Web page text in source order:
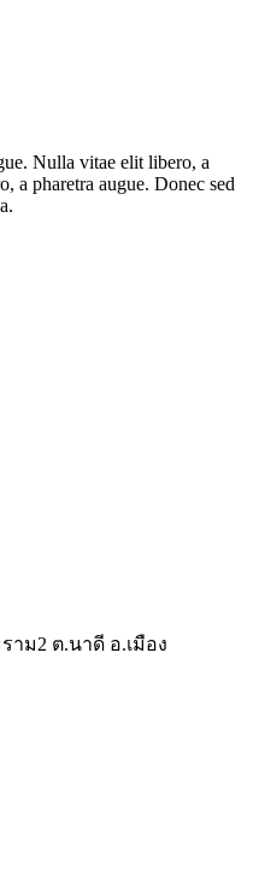
Nulla vitae elit libero, a
a pharetra augue. Donec sed
าม2 ต.นาดี อ.เมือง